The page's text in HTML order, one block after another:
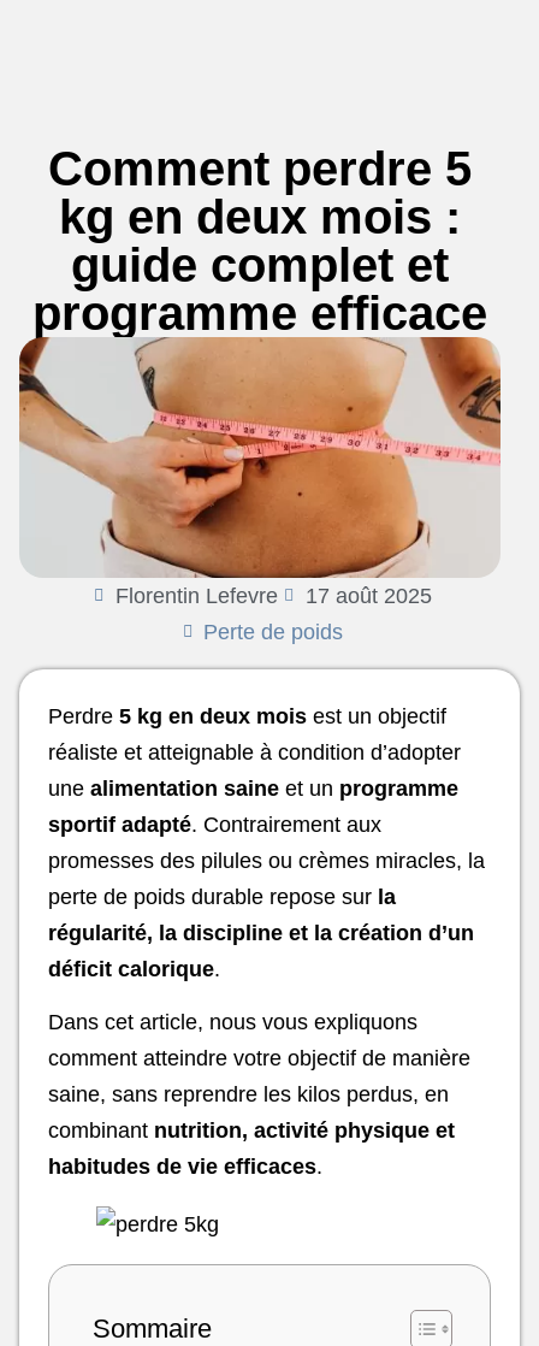
Comment perdre 5
kg en deux mois :
guide complet et
programme efficace
Florentin Lefevre
17 août 2025
Perte de poids
Perdre 5 kg en deux mois est un objectif
réaliste et atteignable à condition d’adopter
une alimentation saine et un programme
sportif adapté. Contrairement aux
promesses des pilules ou crèmes miracles, la
perte de poids durable repose sur la
régularité, la discipline et la création d’un
déficit calorique.
Dans cet article, nous vous expliquons
comment atteindre votre objectif de manière
saine, sans reprendre les kilos perdus, en
combinant nutrition, activité physique et
habitudes de vie efficaces.
Sommaire